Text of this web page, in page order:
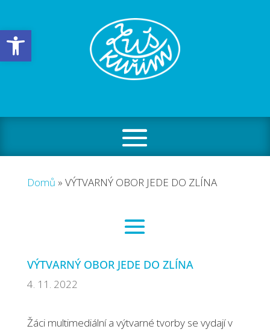
Open toolbar
Domů » VÝTVARNÝ OBOR JEDE DO ZLÍNA
VÝTVARNÝ OBOR JEDE DO ZLÍNA
4. 11. 2022
Žáci multimediální a výtvarné tvorby se vydají v